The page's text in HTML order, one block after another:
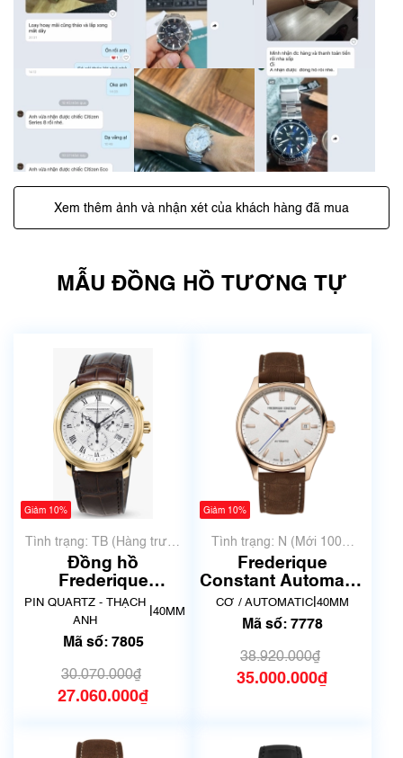
Xem thêm ảnh và nhận xét của khách hàng đã mua
MẪU ĐỒNG HỒ TƯƠNG TỰ
Giảm 10%
Tình trạng: TB (Hàng trưng
bày, thanh lý)
Đồng hồ
Frederique
Constant FC-
292MC4P5 | Mã số
7805
PIN QUARTZ - THẠCH
ANH
40MM
Mã số: 7805
30.070.000₫
27.060.000₫
Giảm 10%
Tình trạng: N (Mới 100%
chưa qua sử dụng)
Frederique
Constant Automatic
Classics Index FC-
FC-303NV5B4 | Mã
CƠ / AUTOMATIC| 40MM
Mã số: 7778
38.920.000₫
35.000.000₫